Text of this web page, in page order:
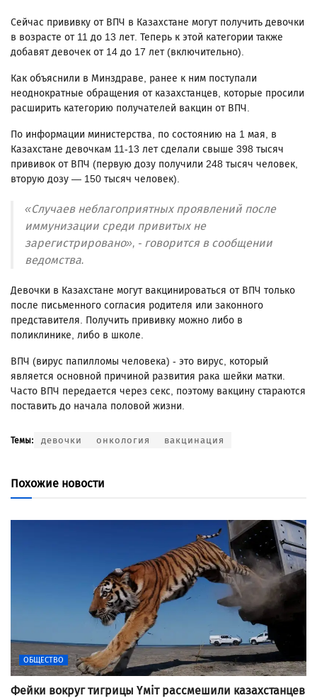
Сейчас прививку от ВПЧ в Казахстане могут получить девочки
в возрасте от 11 до 13 лет. Теперь к этой категории также
добавят девочек от 14 до 17 лет (включительно).
Как объяснили в Минздраве, ранее к ним поступали
неоднократные обращения от казахстанцев, которые просили
расширить категорию получателей вакцин от ВПЧ.
По информации министерства, по состоянию на 1 мая, в
Казахстане девочкам 11-13 лет сделали свыше 398 тысяч
прививок от ВПЧ (первую дозу получили 248 тысяч человек,
вторую дозу — 150 тысяч человек).
«Случаев неблагоприятных проявлений после
иммунизации среди привитых не
зарегистрировано», - говорится в сообщении
ведомства.
Девочки в Казахстане могут вакцинироваться от ВПЧ только
после письменного согласия родителя или законного
представителя. Получить прививку можно либо в
поликлинике, либо в школе.
ВПЧ (вирус папилломы человека) - это вирус, который
является основной причиной развития рака шейки матки.
Часто ВПЧ передается через секс, поэтому вакцину стараются
поставить до начала половой жизни.
Темы: девочки онкология вакцинация
Похожие новости
ОБЩЕСТВО
Фейки вокруг тигрицы Үміт рассмешили казахстанцев